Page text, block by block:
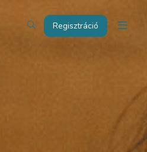
Regisztráció